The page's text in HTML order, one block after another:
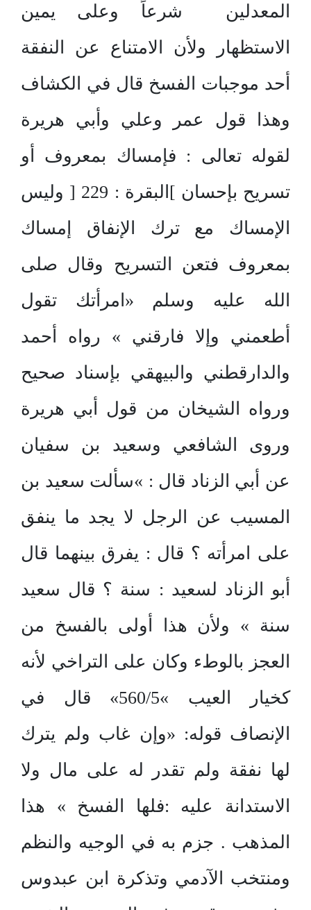
المعدلين شرعاً وعلى يمين
الاستظهار ولأن الامتناع عن النفقة
أحد موجبات الفسخ قال في الكشاف
وهذا قول عمر وعلي وأبي هريرة
لقوله تعالى : فإمساك بمعروف أو
تسريح بإحسان ]البقرة : 229 [ وليس
الإمساك مع ترك الإنفاق إمساك
بمعروف فتعن التسريح وقال صلى
الله عليه وسلم «امرأتك تقول
أطعمني وإلا فارقني » رواه أحمد
والدارقطني والبيهقي بإسناد صحيح
ورواه الشيخان من قول أبي هريرة
وروى الشافعي وسعيد بن سفيان
عن أبي الزناد قال : »سألت سعيد بن
المسيب عن الرجل لا يجد ما ينفق
على امرأته ؟ قال : يفرق بينهما قال
أبو الزناد لسعيد : سنة ؟ قال سعيد
سنة » ولأن هذا أولى بالفسخ من
العجز بالوطء وكان على التراخي لأنه
كخيار العيب »560/5» قال في
الإنصاف قوله: «وإن غاب ولم يترك
لها نفقة ولم تقدر له على مال ولا
الاستدانة عليه :فلها الفسخ » هذا
المذهب . جزم به في الوجيه والنظم
ومنتخب الآدمي وتذكرة ابن عبدوس